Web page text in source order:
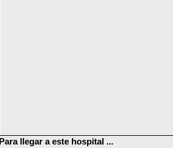
Para llegar a este hospital ...